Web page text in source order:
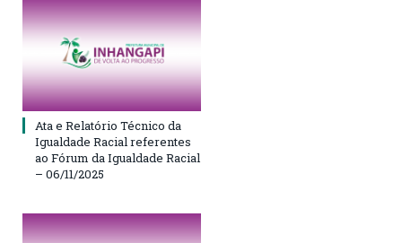
Ata e Relatório Técnico da
Igualdade Racial referentes
ao Fórum da Igualdade Racial
– 06/11/2025